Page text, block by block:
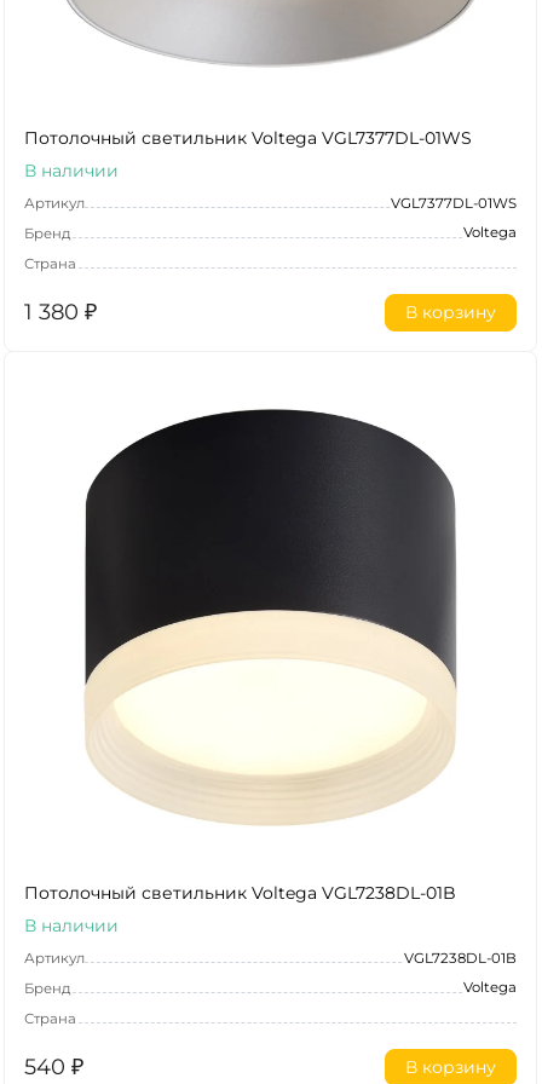
Потолочный светильник Voltega VGL7377DL-01WS
В наличии
Артикул
VGL7377DL-01WS
Бренд
Voltega
Страна
1 380 ₽ В корзину
Потолочный светильник Voltega VGL7238DL-01B
В наличии
Артикул
VGL7238DL-01B
Бренд
Voltega
Страна
540 ₽ В корзину